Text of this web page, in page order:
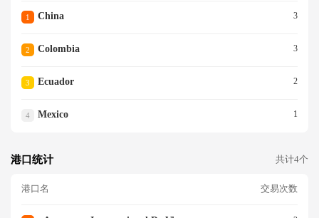
1 China 3
2 Colombia 3
3 Ecuador 2
4 Mexico 1
港口统计 共计4个
港口名 交易次数